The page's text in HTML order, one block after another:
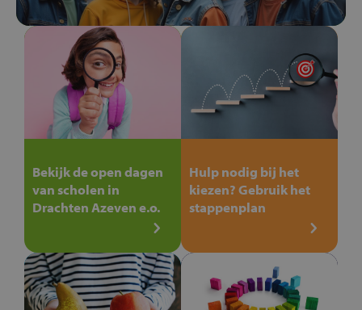
Bekijk de open dagen
van scholen in
Drachten Azeven e.o.
Hulp nodig bij het
kiezen? Gebruik het
stappenplan